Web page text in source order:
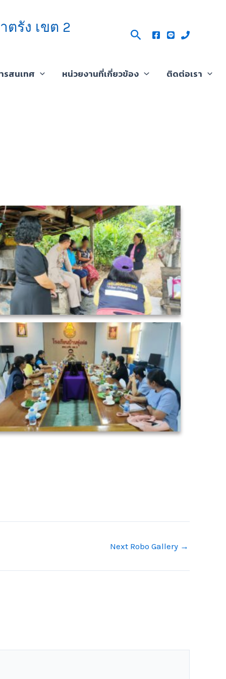
รัง เขต 2 Search
สนเทศ หน่วยงานที่เกี่ยวข้อง ติดต่อเรา
Next Robo Gallery →